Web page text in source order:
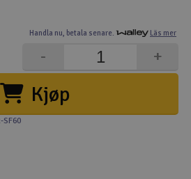
byggsatser
Handla nu, betala senare. Läs mer
Kjøp
+
-
SF60